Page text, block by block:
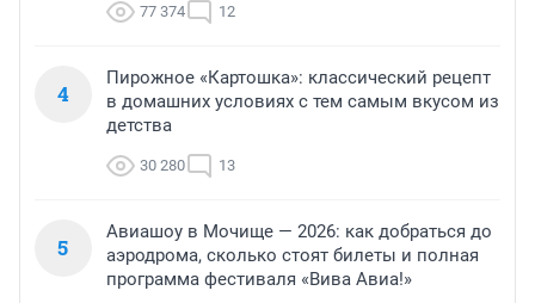
77 374 12
4
Пирожное «Картошка»: классический рецепт
в домашних условиях с тем самым вкусом из
детства
30 280 13
5
Авиашоу в Мочище — 2026: как добраться до
аэродрома, сколько стоят билеты и полная
программа фестиваля «Вива Авиа!»